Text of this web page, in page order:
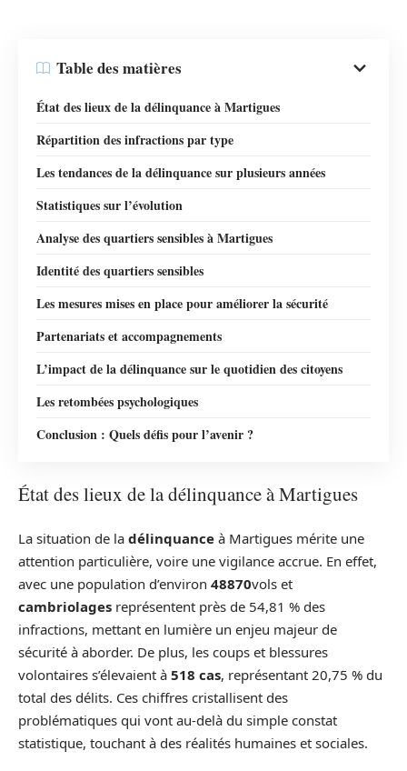
Table des matières
État des lieux de la délinquance à Martigues
Répartition des infractions par type
Les tendances de la délinquance sur plusieurs années
Statistiques sur l’évolution
Analyse des quartiers sensibles à Martigues
Identité des quartiers sensibles
Les mesures mises en place pour améliorer la sécurité
Partenariats et accompagnements
L’impact de la délinquance sur le quotidien des citoyens
Les retombées psychologiques
Conclusion : Quels défis pour l’avenir ?
État des lieux de la délinquance à Martigues
La situation de la délinquance à Martigues mérite une
attention particulière, voire une vigilance accrue. En effet,
avec une population d’environ 48870vols et
cambriolages représentent près de 54,81 % des
infractions, mettant en lumière un enjeu majeur de
sécurité à aborder. De plus, les coups et blessures
volontaires s’élevaient à 518 cas, représentant 20,75 % du
total des délits. Ces chiffres cristallisent des
problématiques qui vont au-delà du simple constat
statistique, touchant à des réalités humaines et sociales.